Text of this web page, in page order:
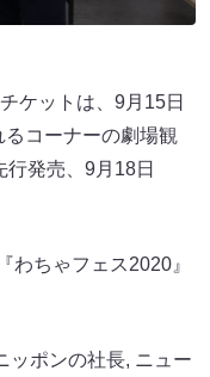
ケットは、9月15日
るコーナーの劇場観
発売、9月18日
わちゃフェス2020』
ッポンの社長, ニュー